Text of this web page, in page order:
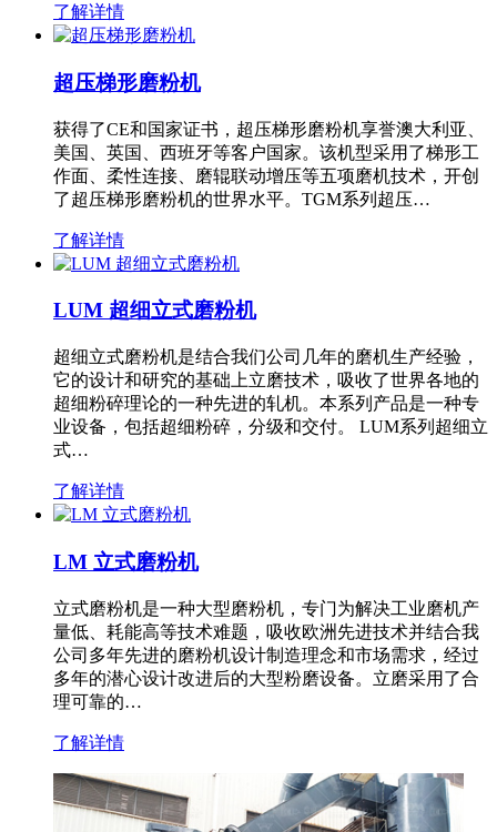
了解详情
超压梯形磨粉机
获得了CE和国家证书，超压梯形磨粉机享誉澳大利亚、
美国、英国、西班牙等客户国家。该机型采用了梯形工
作面、柔性连接、磨辊联动增压等五项磨机技术，开创
了超压梯形磨粉机的世界水平。TGM系列超压…
了解详情
LUM 超细立式磨粉机
超细立式磨粉机是结合我们公司几年的磨机生产经验，
它的设计和研究的基础上立磨技术，吸收了世界各地的
超细粉碎理论的一种先进的轧机。本系列产品是一种专
业设备，包括超细粉碎，分级和交付。 LUM系列超细立
式…
了解详情
LM 立式磨粉机
立式磨粉机是一种大型磨粉机，专门为解决工业磨机产
量低、耗能高等技术难题，吸收欧洲先进技术并结合我
公司多年先进的磨粉机设计制造理念和市场需求，经过
多年的潜心设计改进后的大型粉磨设备。立磨采用了合
理可靠的…
了解详情